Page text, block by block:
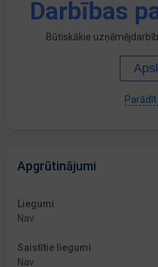
Darbības
Būtiskākie
Apgrūtinājumi
Liegumi
Nav
Saistītie liegumi
Nav